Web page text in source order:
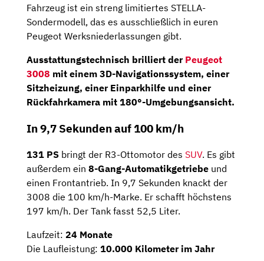
Fahrzeug ist ein streng limitiertes STELLA-
Sondermodell, das es ausschließlich in euren
Peugeot Werksniederlassungen gibt.
Ausstattungstechnisch brilliert der Peugeot
3008 mit einem 3D-Navigationssystem, einer
Sitzheizung, einer Einparkhilfe und einer
Rückfahrkamera mit 180°-Umgebungsansicht.
In 9,7 Sekunden auf 100 km/h
131 PS bringt der R3-Ottomotor des SUV. Es gibt
außerdem ein 8-Gang-Automatikgetriebe und
einen Frontantrieb. In 9,7 Sekunden knackt der
3008 die 100 km/h-Marke. Er schafft höchstens
197 km/h. Der Tank fasst 52,5 Liter.
Laufzeit: 24 Monate
Die Laufleistung: 10.000 Kilometer im Jahr